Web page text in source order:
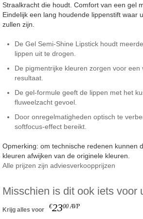
Straalkracht die houdt. Comfort van een gel
Eindelijk een lang houdende lippenstift waar
zullen zijn.
De Gel Semi-Shine Lipstick houdt
lippen uit te drogen.
De pigmentrijke kleuren zorgen voor een
resultaat.
De gel-formule geeft de lippen met het
fluweelzacht gevoel.
Door onregelmatigheden optisch te
softfocus-effect bereikt.
Opmerking: om technische redenen kunnen
kleuren afwijken van de originele kleuren.
Alle prijzen zijn adviesverkoopprijzen
Misschien is dit ook iets voor
Krijg alles voor €2300 AVP